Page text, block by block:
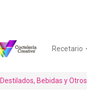
NavegaciónRecetario
Menú
cuenta
de
Destilados, Bebidas y Otros